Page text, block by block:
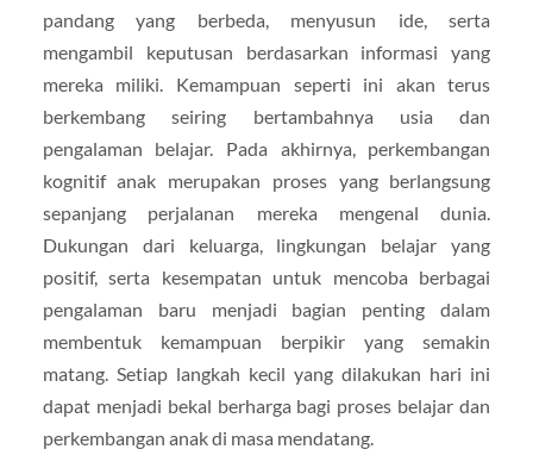
pandang yang berbeda, menyusun ide, serta
mengambil keputusan berdasarkan informasi yang
mereka miliki. Kemampuan seperti ini akan terus
berkembang seiring bertambahnya usia dan
pengalaman belajar. Pada akhirnya, perkembangan
kognitif anak merupakan proses yang berlangsung
sepanjang perjalanan mereka mengenal dunia.
Dukungan dari keluarga, lingkungan belajar yang
positif, serta kesempatan untuk mencoba berbagai
pengalaman baru menjadi bagian penting dalam
membentuk kemampuan berpikir yang semakin
matang. Setiap langkah kecil yang dilakukan hari ini
dapat menjadi bekal berharga bagi proses belajar dan
perkembangan anak di masa mendatang.